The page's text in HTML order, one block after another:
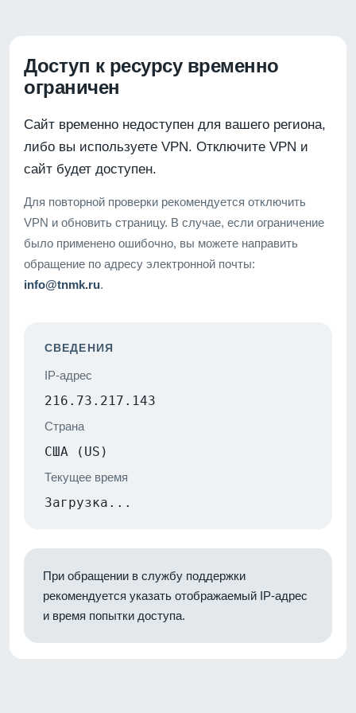
Доступ к ресурсу временно
ограничен
Сайт временно недоступен для вашего региона,
либо вы используете VPN. Отключите VPN и
сайт будет доступен.
Для повторной проверки рекомендуется отключить
VPN и обновить страницу. В случае, если ограничение
было применено ошибочно, вы можете направить
обращение по адресу электронной почты:
info@tnmk.ru.
СВЕДЕНИЯ
IP-адрес
216.73.217.143
Страна
США (US)
Текущее время
Загрузка...
При обращении в службу поддержки
рекомендуется указать отображаемый IP-адрес
и время попытки доступа.